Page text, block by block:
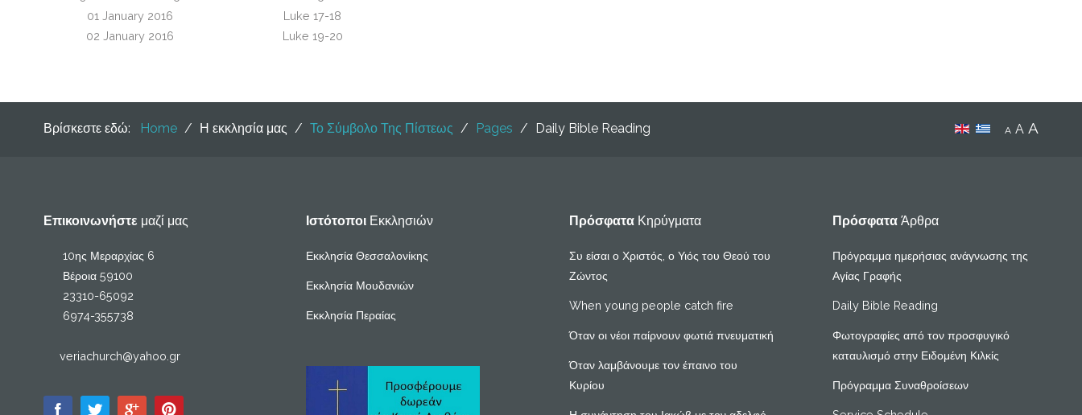
01 January 2016
Luke 17-18
02 January 2016
Luke 19-20
A A A
Βρίσκεστε εδώ: Home / Η εκκλησία μας / Το Σύμβολο Της Πίστεως / Pages / Daily Bible Reading
Επικοινωνήστε μαζί μας
10ης Μεραρχίας 6
Βέροια 59100
23310-65092
6974-355738
veriachurch@yahoo.gr
Ιστότοποι Εκκλησιών
Εκκλησία Θεσσαλονίκης
Εκκλησία Μουδανιών
Εκκλησία Περαίας
Πρόσφατα Κηρύγματα
Συ είσαι ο Χριστός, ο Υιός του Θεού του
Ζώντος
When young people catch fire
Όταν οι νέοι παίρνουν φωτιά πνευματική
Όταν λαμβάνουμε τον έπαινο του
Κυρίου
Πρόσφατα Άρθρα
Πρόγραμμα ημερήσιας ανάγνωσης της
Αγίας Γραφής
Daily Bible Reading
Φωτογραφίες από τον προσφυγικό
καταυλισμό στην Ειδομένη Κιλκίς
Πρόγραμμα Συναθροίσεων